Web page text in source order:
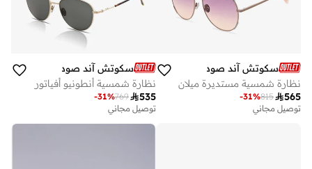
سكوتش آند صودا
نظارة شمسية مستديرة ميلان
565
815
-31%
توصيل مجاني
سكوتش آند صودا
نظارة شمسية أنطونيو أفياتور
535
769
-31%
توصيل مجاني